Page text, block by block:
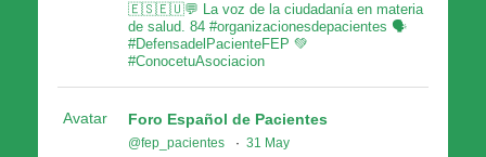
🇪🇸🇪🇺💬 La voz de la ciudadanía en materia
de salud. 84 #organizacionesdepacientes 🗣
#DefensadelPacienteFEP 💚
#ConocetuAsociacion
Avatar Foro Español de Pacientes
@fep_pacientes · 31 May